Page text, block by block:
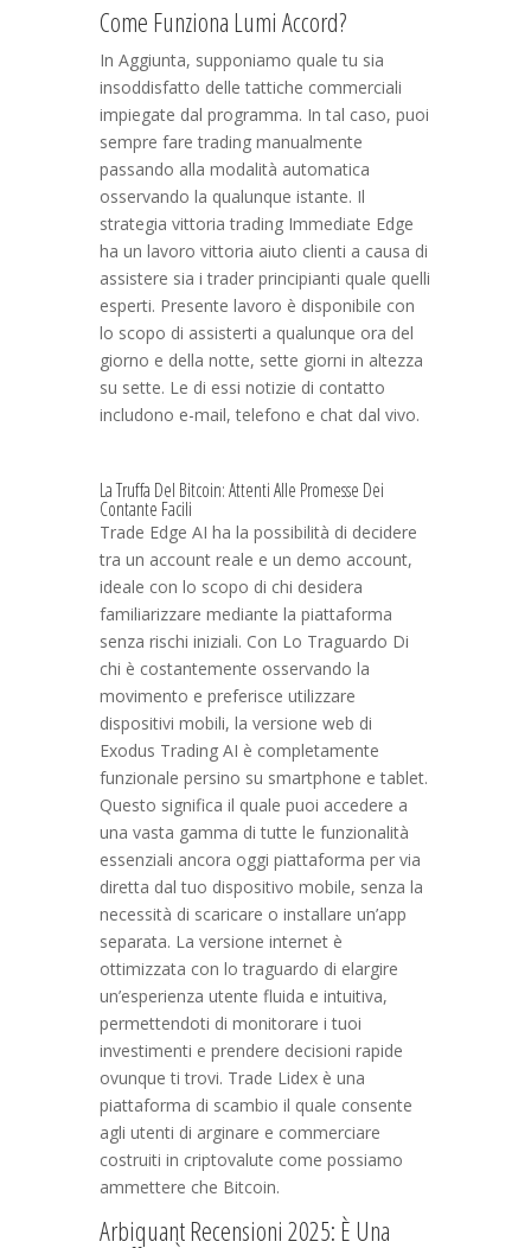
Come Funziona Lumi Accord?
In Aggiunta, supponiamo quale tu sia
insoddisfatto delle tattiche commerciali
impiegate dal programma. In tal caso, puoi
sempre fare trading manualmente
passando alla modalità automatica
osservando la qualunque istante. Il
strategia vittoria trading Immediate Edge
ha un lavoro vittoria aiuto clienti a causa di
assistere sia i trader principianti quale quelli
esperti. Presente lavoro è disponibile con
lo scopo di assisterti a qualunque ora del
giorno e della notte, sette giorni in altezza
su sette. Le di essi notizie di contatto
includono e-mail, telefono e chat dal vivo.
La Truffa Del Bitcoin: Attenti Alle Promesse Dei
Contante Facili
Trade Edge AI ha la possibilità di decidere
tra un account reale e un demo account,
ideale con lo scopo di chi desidera
familiarizzare mediante la piattaforma
senza rischi iniziali. Con Lo Traguardo Di
chi è costantemente osservando la
movimento e preferisce utilizzare
dispositivi mobili, la versione web di
Exodus Trading AI è completamente
funzionale persino su smartphone e tablet.
Questo significa il quale puoi accedere a
una vasta gamma di tutte le funzionalità
essenziali ancora oggi piattaforma per via
diretta dal tuo dispositivo mobile, senza la
necessità di scaricare o installare un’app
separata. La versione internet è
ottimizzata con lo traguardo di elargire
un’esperienza utente fluida e intuitiva,
permettendoti di monitorare i tuoi
investimenti e prendere decisioni rapide
ovunque ti trovi. Trade Lidex è una
piattaforma di scambio il quale consente
agli utenti di arginare e commerciare
costruiti in criptovalute come possiamo
ammettere che Bitcoin.
Arbiquant Recensioni 2025: È Una